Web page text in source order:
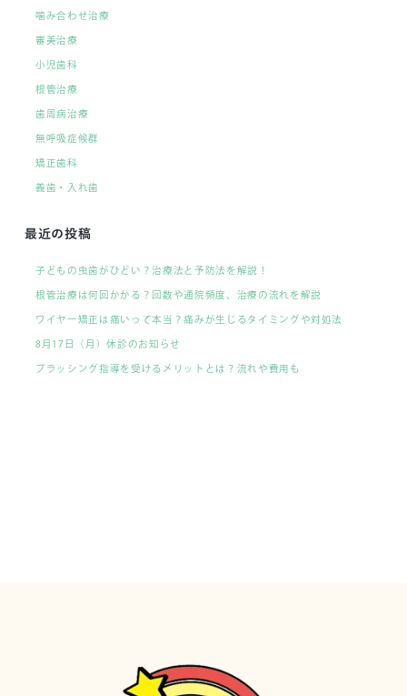
噛み合わせ治療
審美治療
小児歯科
根管治療
歯周病治療
無呼吸症候群
矯正歯科
義歯・入れ歯
最近の投稿
子どもの虫歯がひどい？治療法と予防法を解説！
根管治療は何回かかる？回数や通院頻度、治療の流れを解説
ワイヤー矯正は痛いって本当？痛みが生じるタイミングや対処法
8月17日（月）休診のお知らせ
ブラッシング指導を受けるメリットとは？流れや費用も